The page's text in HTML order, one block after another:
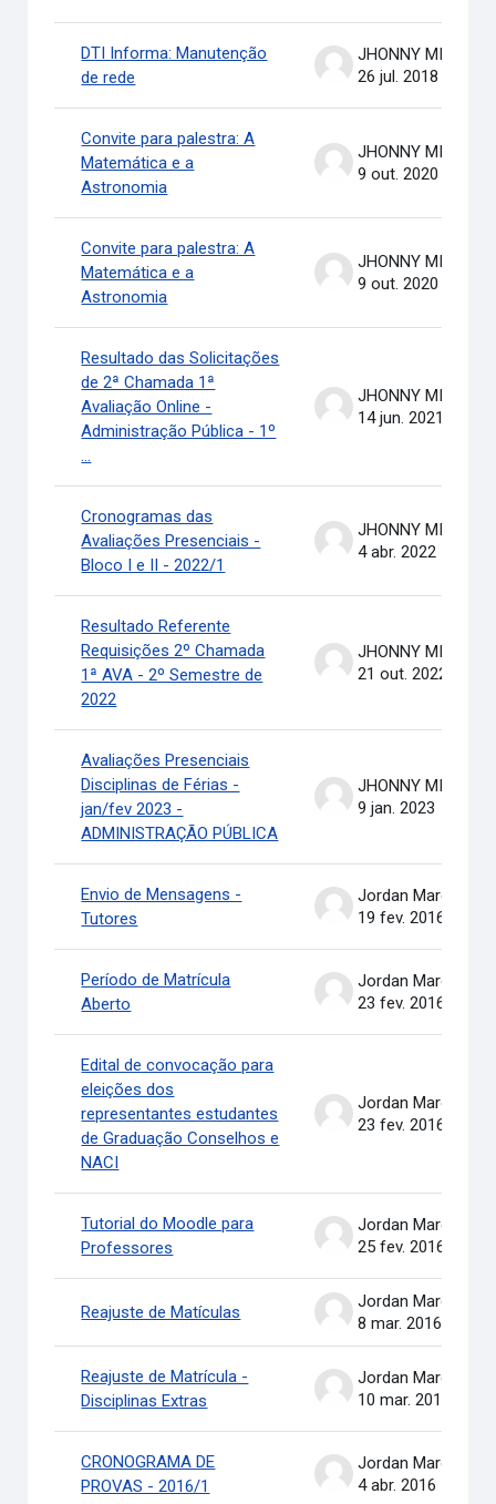
DTI Informa: Manutenção
de rede
26 jul. 2018
Convite para palestra: A
Matemática e a
Astronomia
9 out. 2020
Convite para palestra: A
Matemática e a
Astronomia
9 out. 2020
Resultado das Solicitações
de 2ª Chamada 1ª
Avaliação Online -
Administração Pública - 1º
...
14 jun. 2021
Cronogramas das
Avaliações Presenciais -
Bloco I e II - 2022/1
4 abr. 2022
Resultado Referente
Requisições 2º Chamada
1ª AVA - 2º Semestre de
2022
21 out. 2022
Avaliações Presenciais
Disciplinas de Férias -
jan/fev 2023 -
ADMINISTRAÇÃO PÚBLICA
9 jan. 2023
Envio de Mensagens -
Tutores
19 fev. 2016
Período de Matrícula
Aberto
23 fev. 2016
Edital de convocação para
eleições dos
representantes estudantes
de Graduação Conselhos e
NACI
23 fev. 2016
Tutorial do Moodle para
Professores
25 fev. 2016
Reajuste de Matículas
8 mar. 2016
Reajuste de Matrícula -
Disciplinas Extras
10 mar. 2016
CRONOGRAMA DE
PROVAS - 2016/1
4 abr. 2016